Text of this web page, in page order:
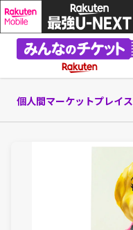
個人間マーケットプレイス